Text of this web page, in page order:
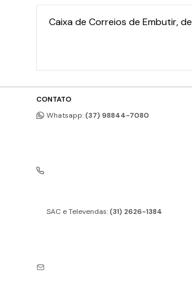
Caixa de Correios de Embutir,
CONTATO
Whatsapp:(37) 98844-7080
SAC e Televendas:(31) 2626-1384